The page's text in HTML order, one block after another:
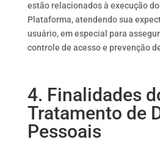
estão relacionados à execução
Plataforma, atendendo sua
usuário, em especial para
controle de acesso e prevenção
4. Finalidades
Tratamento de
Pessoais